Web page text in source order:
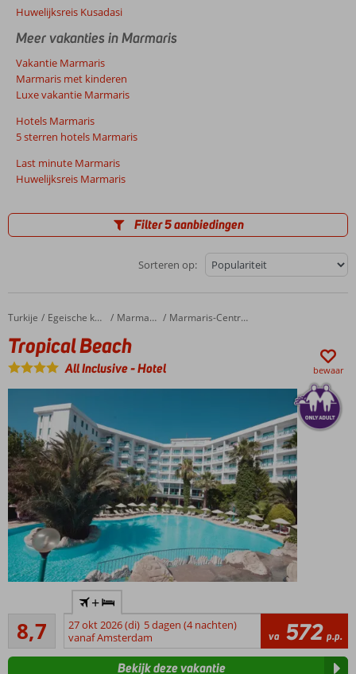
Huwelijksreis Kusadasi
Meer vakanties in Marmaris
Vakantie Marmaris
Marmaris met kinderen
Luxe vakantie Marmaris
Hotels Marmaris
5 sterren hotels Marmaris
Last minute Marmaris
Huwelijksreis Marmaris
Filter 5 aanbiedingen
Sorteren op:
Home
Turkije Egeische kust Marmaris Marmaris-Centrum
Tropical Beach
Tropical Beach
All Inclusive-Hotel bewaar
hotel;
min.
leeftijd
8,7Aanrader
267
beoordelingen
+
27 okt 2026 (di) 5 dagen (4 nachten)
vanaf Amsterdam
va 572 p.p.
Bekijk deze vakantie